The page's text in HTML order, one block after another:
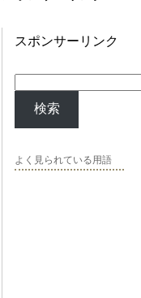
スポンサーリンク
検索
よく見られている用語